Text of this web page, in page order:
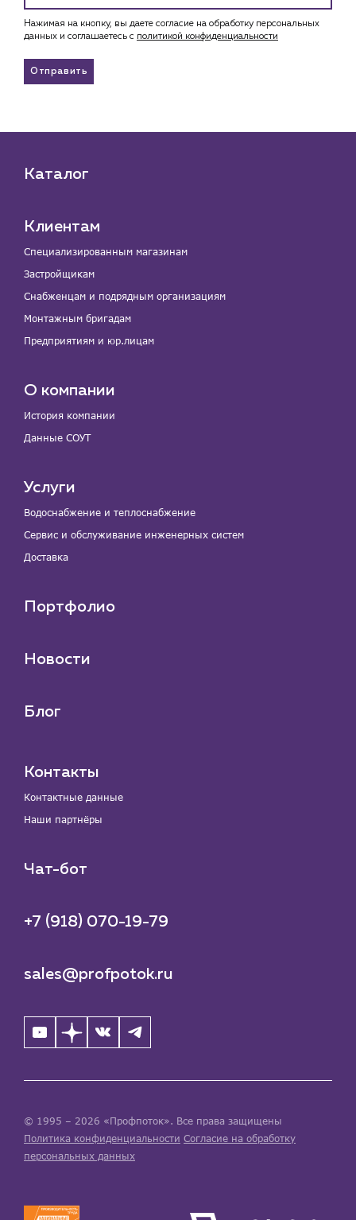
Нажимая на кнопку, вы даете согласие на обработку персональных
данных и соглашаетесь c политикой конфиденциальности
Отправить
Каталог
Клиентам
Специализированным магазинам
Застройщикам
Снабженцам и подрядным организациям
Монтажным бригадам
Предприятиям и юр.лицам
О компании
История компании
Данные СОУТ
Услуги
Водоснабжение и теплоснабжение
Сервис и обслуживание инженерных систем
Доставка
Портфолио
Новости
Блог
Контакты
Контактные данные
Наши партнёры
Чат-бот
+7 (918) 070-19-79
sales@profpotok.ru
© 1995 – 2026 «Профпоток». Все права защищены
Политика конфиденциальности Согласие на обработку
персональных данных